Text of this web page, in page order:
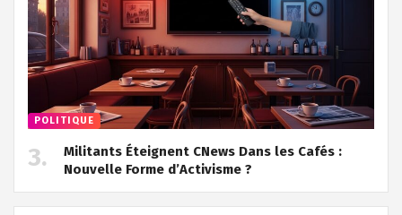
POLITIQUE
Militants Éteignent CNews Dans les Cafés :
Nouvelle Forme d’Activisme ?